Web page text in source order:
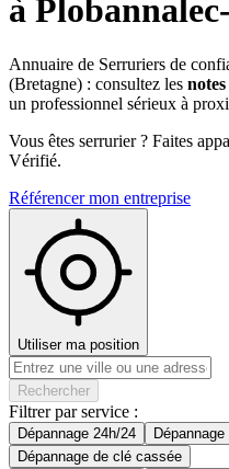
à
Annuaire de Serruriers de
(Bretagne) : consultez les notes
un professionnel sérieux à
Vous êtes serrurier ? Faites
Vérifié.
Référencer mon entreprise
Utiliser ma position
Rechercher
Filtrer par service :
Dépannage 24h/24
Dépannage de clé cassée